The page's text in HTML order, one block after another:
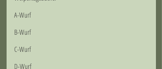
A-Wurf
B-Wurf
C-Wurf
D-Wurf